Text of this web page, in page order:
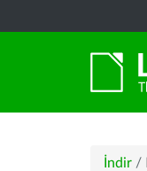
İndir /